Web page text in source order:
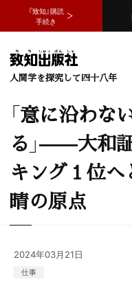
『致知』購読
手続き
人間学を探究して四十八年
「意に沿わな
る」——大和
キング１位
晴の原点
2024年03月21日
仕事